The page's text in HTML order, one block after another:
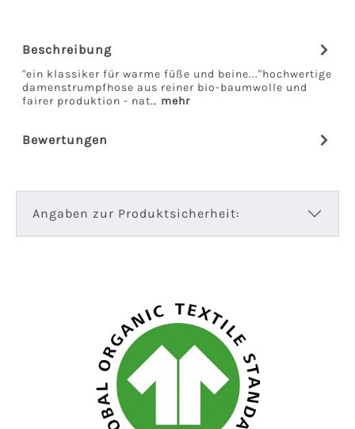
Beschreibung
"ein klassiker für warme füße und beine..."hochwertige
damenstrumpfhose aus reiner bio-baumwolle und
fairer produktion - nat… mehr
Bewertungen
Angaben zur Produktsicherheit: